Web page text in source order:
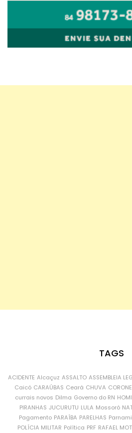
TAGS
ACIDENTE Alcaçuz ASSALTO ASSEMBLEIA
Caicó CARAÚBAS Ceará CHUVA
currais novos Dilma Governo do RN
PIRANHAS JUCURUTU LULA Mossoró
Pagamento PARAÍBA PARELHAS
POLÍCIA MILITAR Política PRF RAFAEL